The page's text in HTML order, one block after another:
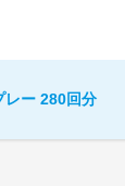
レー 280回分